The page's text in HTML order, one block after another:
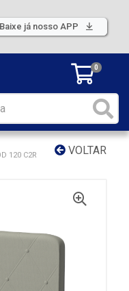
Baixe já nosso APP
0
VOLTAR
120 C2R